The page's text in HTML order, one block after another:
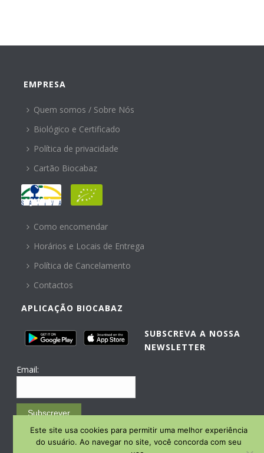
EMPRESA
Quem somos / Sobre Nós
Biológico e Certificado
Política de privacidade
Cartão Biocabaz
AJUDA
Como encomendar
Horários e Locais de Entrega
Política de Cancelamento
Contactos
APLICAÇÃO BIOCABAZ
SUBSCREVA A NOSSA
NEWSLETTER
Email:
Subscrever
Email Marketing by E-goi
Este site usa cookies para permitir uma melhor experiência
do usuário. Ao navegar no site, você concorda com seu